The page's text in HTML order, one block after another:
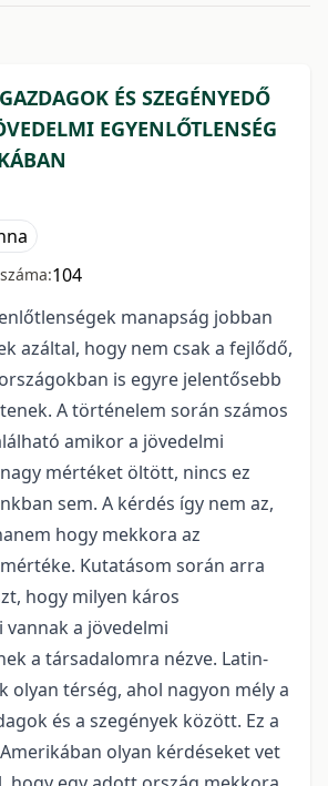
ÉS SZEGÉNYEDŐ
EGYENLŐTLENSÉG
104
manapság jobban
azáltal, hogy nem csak a fejlődő,
is egyre jelentősebb
A történelem során számos
amikor a jövedelmi
mértéket öltött, nincs ez
sem. A kérdés így nem az,
hogy mekkora az
Kutatásom során arra
hogy milyen káros
vannak a jövedelmi
a társadalomra nézve. Latin-
olyan térség, ahol nagyon mély a
és a szegények között. Ez a
olyan kérdéseket vet